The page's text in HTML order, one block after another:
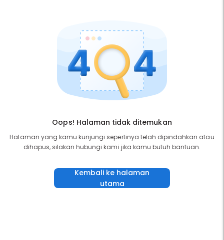
Oops! Halaman tidak ditemukan
Halaman yang kamu kunjungi sepertinya telah dipindahkan atau
dihapus, silakan hubungi kami jika kamu butuh bantuan.
Kembali ke halaman
utama